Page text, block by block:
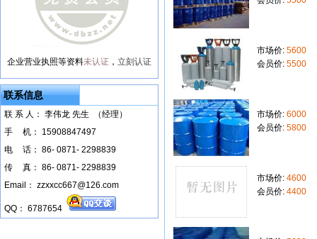
企业营业执照等资料未认证 ， 立刻认证
联系信息
联 系 人： 李伟龙 先生 （经理）
手
机： 15908847497
电
话： 86- 0871- 2298839
传
真： 86- 0871- 2298839
Email： zzxxcc667@126.com
QQ： 6787654
市场价: 5600
会员价: 5500
市场价: 6000
会员价: 5800
市场价: 4600
会员价: 4400